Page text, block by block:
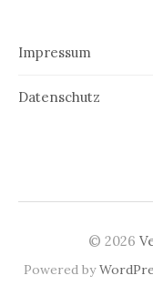
Impressum
Datenschutz
© 2026
Powered by